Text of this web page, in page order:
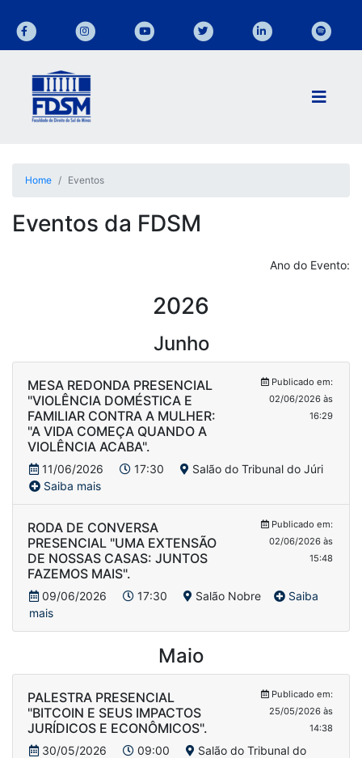
Home Eventos
Eventos da FDSM
Ano do Evento:
2026
Junho
MESA REDONDA PRESENCIAL
"VIOLÊNCIA DOMÉSTICA E
FAMILIAR CONTRA A MULHER:
"A VIDA COMEÇA QUANDO A
VIOLÊNCIA ACABA".
Publicado em:
02/06/2026 às
16:29
11/06/2026 17:30
Salão do Tribunal do Júri
Saiba mais
RODA DE CONVERSA
PRESENCIAL "UMA EXTENSÃO
DE NOSSAS CASAS: JUNTOS
FAZEMOS MAIS".
Publicado em:
02/06/2026 às
15:48
09/06/2026 17:30 Salão Nobre
Saiba
mais
Maio
PALESTRA PRESENCIAL
"BITCOIN E SEUS IMPACTOS
JURÍDICOS E ECONÔMICOS".
Publicado em:
25/05/2026 às
14:38
30/05/2026 09:00
Salão do Tribunal do